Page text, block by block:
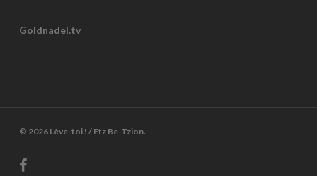
Goldnadel.tv
© 2026 Lève-toi ! / Etz Be-Tzion.
facebook